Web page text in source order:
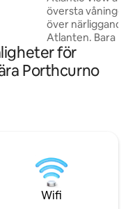
översta våningen
över närliggande
Atlanten. Bara
promenad till en
spektakulära
Beach, The
för familj och
året. Parkering
välkomna
för
Porthcurno
Wifi